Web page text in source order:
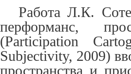
Работа Л.К.
перформанс,
(Participation
Subjectivity, 2009)
пространства и